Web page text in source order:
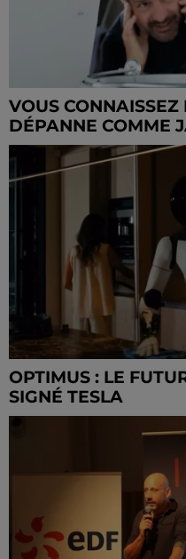
VOUS CONNAISSEZ
DÉPANNE COMME
OPTIMUS : LE
SIGNÉ TESLA